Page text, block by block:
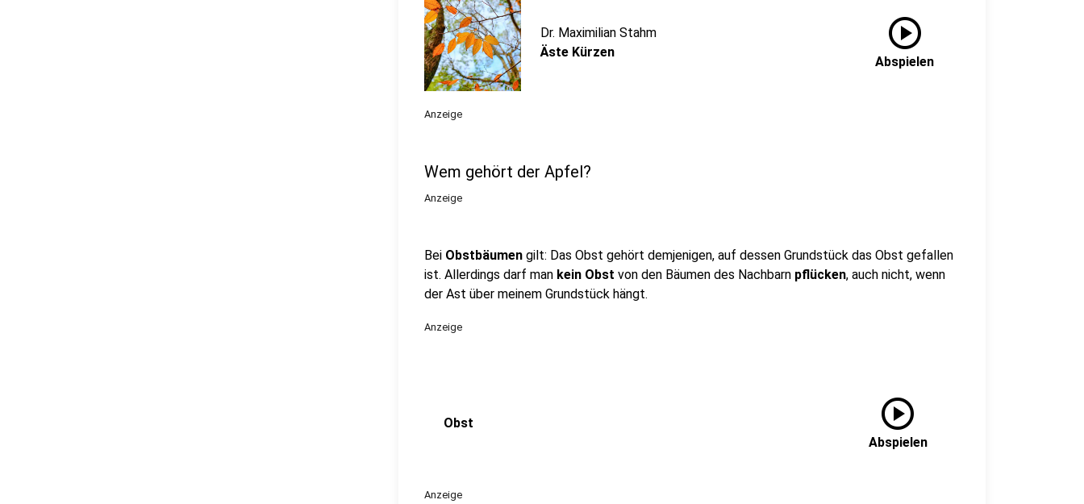
Dr. Maximilian Stahm
Äste Kürzen
play_circle
Abspielen
Anzeige
Wem gehört der Apfel?
Anzeige
Bei Obstbäumen gilt: Das Obst gehört demjenigen, auf dessen Grundstück das Obst gefallen
ist. Allerdings darf man kein Obst von den Bäumen des Nachbarn pflücken, auch nicht, wenn
der Ast über meinem Grundstück hängt.
Anzeige
Obst play_circle
Abspielen
Anzeige